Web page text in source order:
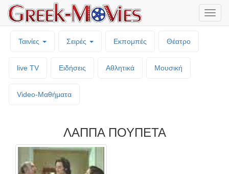
Ταινίες Σειρές Εκπομπές Θέατρο
live TV Ειδήσεις Αθλητικά Μουσική
Video-Mαθήματα
ΛΑΠΠΑ ΠΟΥΠΕΤΑ